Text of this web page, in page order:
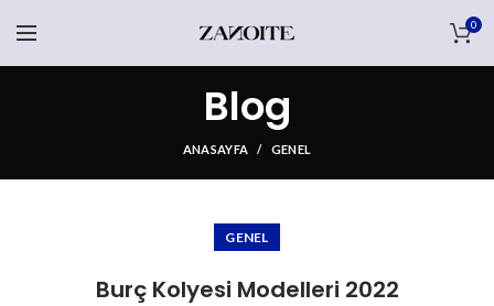
0
Blog
ANASAYFA GENEL
GENEL
Burç Kolyesi Modelleri 2022